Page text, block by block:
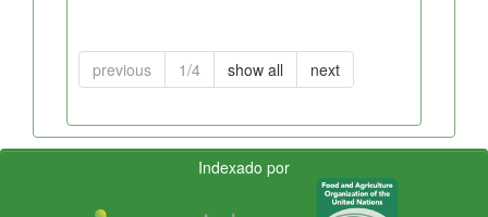
previous 1/4 show all next
Indexado por